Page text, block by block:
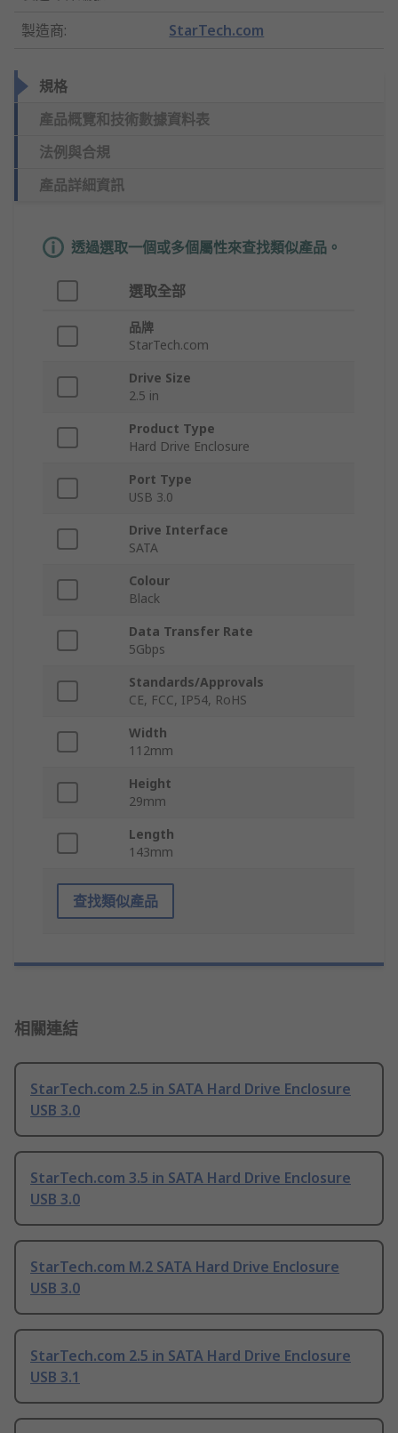
製造商: StarTech.com
規格
產品概覽和技術數據資料表
法例與合規
產品詳細資訊
透過選取一個或多個屬性來查找類似產品。
選取全部
品牌
StarTech.com
Drive Size
2.5 in
Product Type
Hard Drive Enclosure
Port Type
USB 3.0
Drive Interface
SATA
Colour
Black
Data Transfer Rate
5Gbps
Standards/Approvals
CE, FCC, IP54, RoHS
Width
112mm
Height
29mm
Length
143mm
查找類似產品
相關連結
StarTech.com 2.5 in SATA Hard Drive Enclosure
USB 3.0
StarTech.com 3.5 in SATA Hard Drive Enclosure
USB 3.0
StarTech.com M.2 SATA Hard Drive Enclosure
USB 3.0
StarTech.com 2.5 in SATA Hard Drive Enclosure
USB 3.1